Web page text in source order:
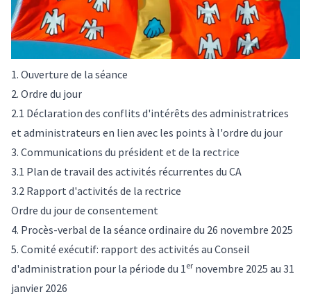
1. Ouverture de la séance
2. Ordre du jour
2.1 Déclaration des conflits d'intérêts des administratrices
et administrateurs en lien avec les points à l'ordre du jour
3. Communications du président et de la rectrice
3.1 Plan de travail des activités récurrentes du CA
3.2 Rapport d'activités de la rectrice
Ordre du jour de consentement
4. Procès-verbal de la séance ordinaire du 26 novembre 2025
5. Comité exécutif: rapport des activités au Conseil
d'administration pour la période du 1 er novembre 2025 au 31
janvier 2026